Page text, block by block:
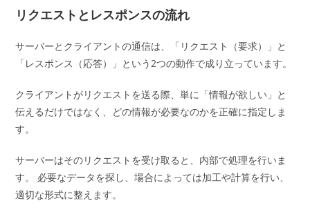
リクエストとレスポンスの流れ
サーバーとクライアントの通信は、「リクエスト（要求）」と
「レスポンス（応答）」という2つの動作で成り立っています。
クライアントがリクエストを送る際、単に「情報が欲しい」と
伝えるだけではなく、どの情報が必要なのかを正確に指定しま
す。
サーバーはそのリクエストを受け取ると、内部で処理を行いま
す。 必要なデータを探し、場合によっては加工や計算を行い、
適切な形式に整えます。